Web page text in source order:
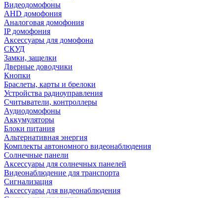
Видеодомофоны
AHD домофония
Аналоговая домофония
IP домофония
Аксессуары для домофона
СКУД
Замки, защелки
Дверные доводчики
Кнопки
Браслеты, карты и брелоки
Устройства радиоуправления
Считыватели, контроллеры
Аудиодомофоны
Аккумуляторы
Блоки питания
Альтернативная энергия
Комплекты автономного видеонаблюдения
Солнечные панели
Аксессуары для солнечных панелей
Видеонаблюдение для транспорта
Сигнализация
Аксессуары для видеонаблюдения